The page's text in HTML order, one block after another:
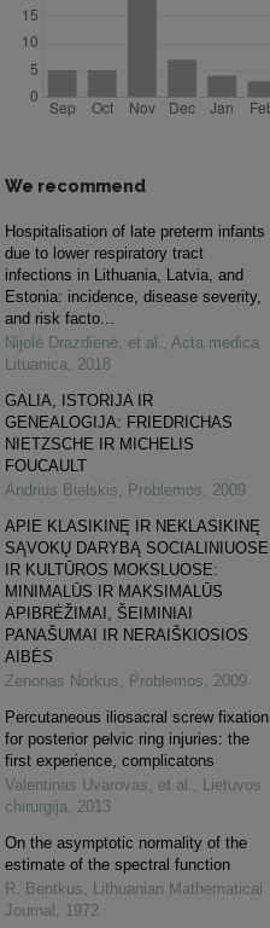
We recommend
Hospitalisation of late preterm infants
due to lower respiratory tract
infections in Lithuania, Latvia, and
Estonia: incidence, disease severity,
and risk facto...
Nijolė Drazdienė, et al. , Acta medica
Lituanica, 2018
GALIA, ISTORIJA IR
GENEALOGIJA: FRIEDRICHAS
NIETZSCHE IR MICHELIS
FOUCAULT
Andrius Bielskis, Problemos, 2009
APIE KLASIKINĘ IR NEKLASIKINĘ
SĄVOKŲ DARYBĄ SOCIALINIUOSE
IR KULTŪROS MOKSLUOSE:
MINIMALŪS IR MAKSIMALŪS
APIBRĖŽIMAI, ŠEIMINIAI
PANAŠUMAI IR NERAIŠKIOSIOS
AIBĖS
Zenonas Norkus, Problemos, 2009
Percutaneous iliosacral screw fixation
for posterior pelvic ring injuries: the
first experience, complicatons
Valentinas Uvarovas, et al. , Lietuvos
chirurgija, 2013
On the asymptotic normality of the
estimate of the spectral function
R. Bentkus, Lithuanian Mathematical
Journal , 1972